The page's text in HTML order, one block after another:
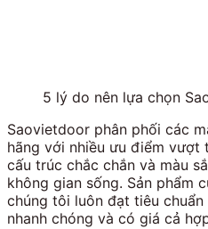
5 lý do nên lựa chọn
Saovietdoor phân phối các
hãng với nhiều ưu điểm vượt
cấu trúc chắc chắn và màu
không gian sống. Sản phẩm
chúng tôi luôn đạt tiêu
nhanh chóng và có giá cả